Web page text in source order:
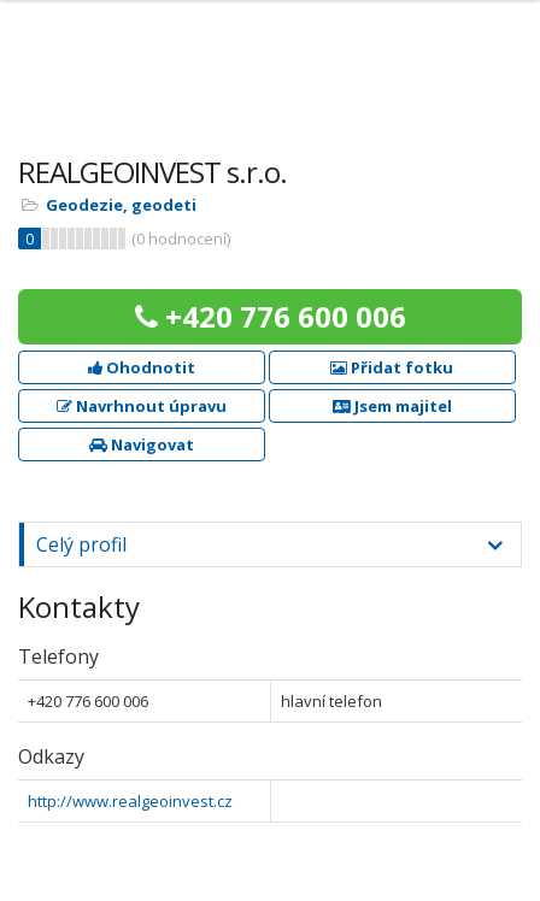
REALGEOINVEST s.r.o.
Geodezie, geodeti
0
(0 hodnocení)
+420 776 600 006
Ohodnotit
Přidat fotku
Navrhnout úpravu
Jsem majitel
Navigovat
Celý profil
Kontakty
Telefony
+420 776 600 006 hlavní telefon
Odkazy
http://www.realgeoinvest.cz